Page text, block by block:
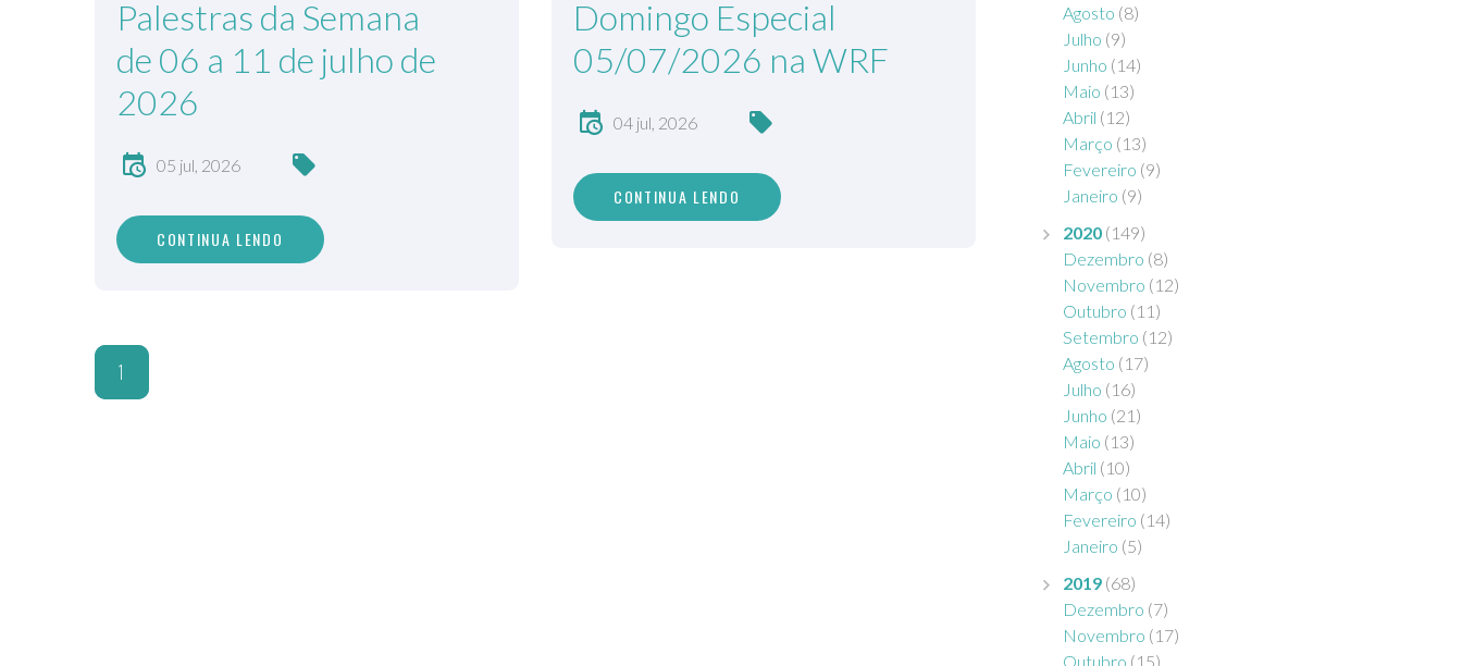
Palestras da Semana
de 06 a 11 de julho de
2026
05 jul, 2026
CONTINUA LENDO
Domingo Especial
05/07/2026 na WRF
04 jul, 2026
CONTINUA LENDO
1
Agosto (8)
Julho (9)
Junho (14)
Maio (13)
Abril (12)
Março (13)
Fevereiro (9)
Janeiro (9)
2020 (149)
Dezembro (8)
Novembro (12)
Outubro (11)
Setembro (12)
Agosto (17)
Julho (16)
Junho (21)
Maio (13)
Abril (10)
Março (10)
Fevereiro (14)
Janeiro (5)
2019 (68)
Dezembro (7)
Novembro (17)
Outubro (15)